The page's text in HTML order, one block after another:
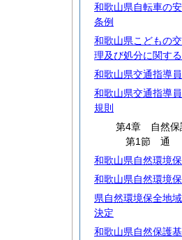
和歌山県自転車の
条例
和歌山県こどもの
理及び処分に関す
和歌山県交通指導
和歌山県交通指導
規則
第4章 自然保
第1節 通
和歌山県自然環境
和歌山県自然環境
県自然環境保全地
決定
和歌山県自然保護